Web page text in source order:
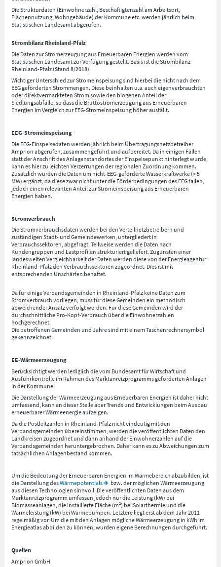
Die Strukturdaten (Einwohnerzahl, Beschäftigtenzahl am Arbeitsort,
Flächennutzung, Wohngebäude) der Kommune etc. werden jährlich beim
Statistischen Landesamt abgerufen.
Strombilanz Rheinland-Pfalz
Die Daten zur Stromerzeugung aus Erneuerbaren Energien werden vom
Statistischen Landesamt zur Verfügung gestellt. Basis ist die Strombilanz
Rheinland-Pfalz (Stand 8/2018).
Wichtiger Unterschied zur Stromeinspeisung sind hierbei die nicht nach dem
EEG geförderten Strommengen. Diese beinhalten u.a. auch eigenverbrauchten
oder direktvermarkteten Strom sowie den biogenen Anteil der
Siedlungsabfälle, so dass die Bruttostromerzeugung aus Erneuerbaren
Energien im Vergleich zur EEG-Stromeinspeisung höher ausfällt.
EEG-Stromeinspeisung
Die EEG-Einspeisedaten werden jährlich beim Übertragungsnetzbetreiber
Amprion abgerufen, zusammengeführt und aufbereitet. Da in einigen Fällen
statt der Anschrift des Anlagenstandortes der Einspeisepunkt hinterlegt wurde,
kann es hier zu leichten Verzerrungen der regionalen Zuordnung kommen.
Zusätzlich wurden die Daten um nicht-EEG-geförderte Wasserkraftwerke (> 5
MW) ergänzt, da diese zwar nicht unter die Förderbedingungen des EEG fallen,
jedoch einen relevanten Anteil zur Stromeinspeisung aus Erneuerbaren
Energien haben.
Stromverbrauch
Die Stromverbrauchsdaten werden bei den Verteilnetzbetreibern und
zuständigen Stadt- und Gemeindewerken, untergliedert in
Verbrauchssektoren, abgefragt. Teilweise werden die Daten nach
Kundengruppen und Lastprofilen strukturiert geliefert. Zugunsten einer
landesweiten Vergleichbarkeit der Daten werden diese von der Energieagentur
Rheinland-Pfalz den Verbrauchssektoren zugeordnet. Dies ist mit
entsprechenden Unschärfen behaftet.
Da für einige Verbandsgemeinden in Rheinland-Pfalz keine Daten zum
Stromverbrauch vorliegen, muss für diese Gemeinden ein methodisch
abweichender Ansatz verfolgt werden. Für diese Gemeinden wird der
durchschnittliche Pro-Kopf-Verbrauch über die Einwohnerzahlen
hochgerechnet.
Die betroffenen Gemeinden und Jahre sind mit einem Taschenrechnersymbol
gekennzeichnet.
EE-Wärmeerzeugung
Berücksichtigt werden lediglich die vom Bundesamt für Wirtschaft und
Ausfuhrkontrolle im Rahmen des Marktanreizprogramms geförderten Anlagen
in der Kommune.
Die Darstellung der Wärmeerzeugung aus Erneuerbaren Energien ist daher nicht
umfassend, kann an dieser Stelle aber Trends und Entwicklungen beim Ausbau
erneuerbarer Wärmeenergie aufzeigen.
Da die Postleitzahlen in Rheinland-Pfalz nicht eindeutig mit den
Verbandsgemeinden übereinstimmen, werden die veröffentlichten Daten den
Landkreisen zugeordnet und dann anhand der Einwohnerzahlen auf die
Verbandsgemeinden heruntergebrochen. Daher kann es zu Abweichungen zum
tatsächlichen Anlagenbestand kommen.
Um die Bedeutung der Erneuerbaren Energien im Wärmebereich abzubilden, ist
die Darstellung desWärmepotentials
bzw. der möglichen Wärmeerzeugung
aus diesen Technologien sinnvoll. Die veröffentlichten Daten aus dem
Marktanreizprogramm umfassen jedoch nur die Leistung (kW) bei
Biomasseanlagen, die installierte Fläche (m²) bei Solarthermie und die
Wärmeleistung (kW) bei Wärmepumpen. Letztere liegt erst ab dem Jahr 2011
regelmäßig vor. Um die mit den Anlagen mögliche Wärmeerzeugung in kWh im
Energieatlas abbilden zu können, wurden eigene Berechnungen durchgeführt.
Quellen
Amprion GmbH